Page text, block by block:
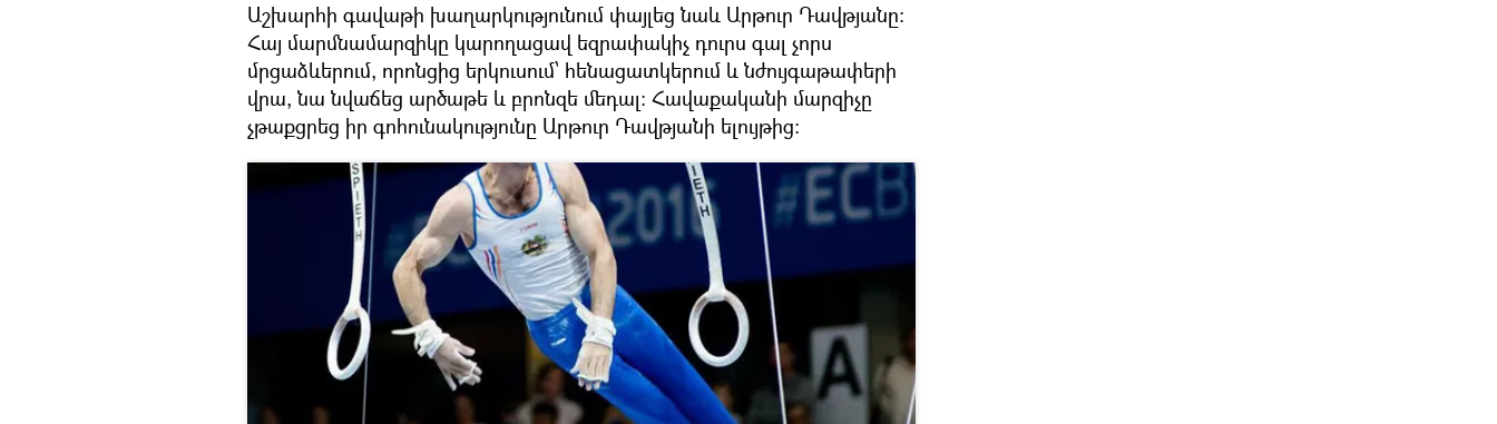
Աշխարհի գավաթի խաղարկությունում փայլեց նաև Արթուր Դավթյանը:
Հայ մարմնամարզիկը կարողացավ եզրափակիչ դուրս գալ չորս
մրցաձևերում, որոնցից երկուսում՝ հենացատկերում և նժույգաթափերի
վրա, նա նվաճեց արծաթե և բրոնզե մեդալ: Հավաքականի մարզիչը
չթաքցրեց իր գոհունակությունը Արթուր Դավթյանի ելույթից։